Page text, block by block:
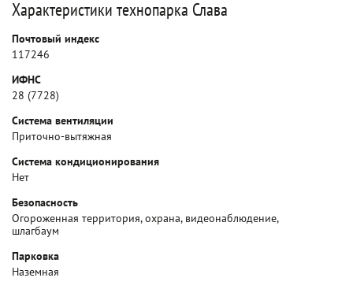
Характеристики технопарка Слава
Почтовый индекс
117246
ИФНС
28 (7728)
Система вентиляции
Приточно-вытяжная
Система кондиционирования
Нет
Безопасность
Огороженная территория, охрана, видеонаблюдение,
шлагбаум
Парковка
Наземная